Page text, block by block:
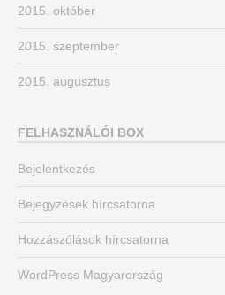
2015. október
2015. szeptember
2015. augusztus
FELHASZNÁLÓI BOX
Bejelentkezés
Bejegyzések hírcsatorna
Hozzászólások hírcsatorna
WordPress Magyarország